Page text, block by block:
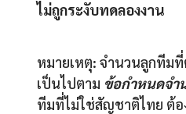
ไม่ถูกระงับทดลองงาน
หมายเหตุ: จำนวนลูกทีมที่
เป็นไปตาม ข้อกำหนดจำ
ทีมที่ไม่ใช่สัญชาติไทย ต้อ